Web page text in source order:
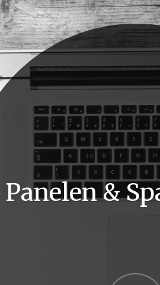
Panelen &